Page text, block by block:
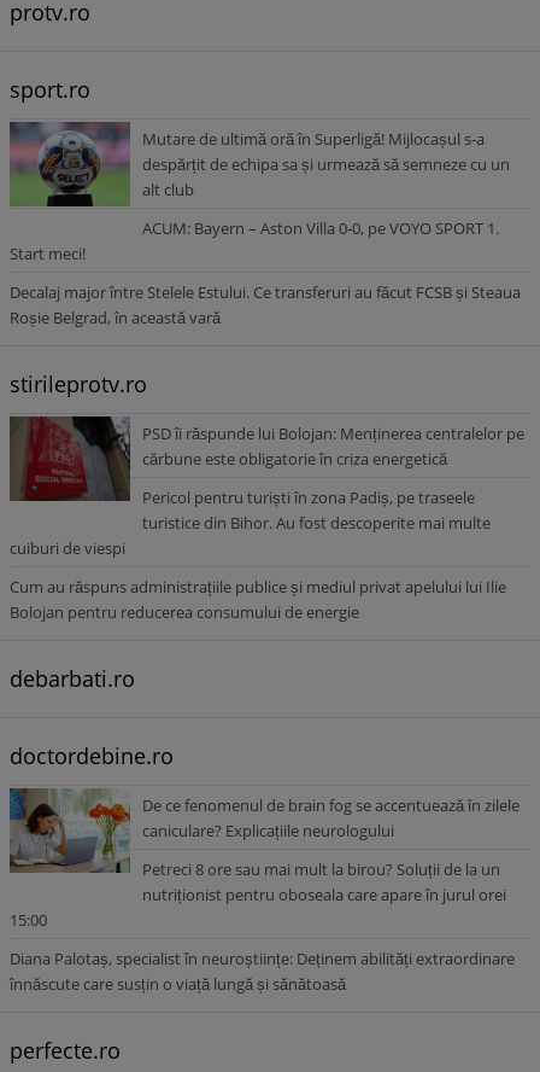
protv.ro
sport.ro
Mutare de ultimă oră în Superligă! Mijlocașul s-a
despărțit de echipa sa și urmează să semneze cu un
alt club
ACUM: Bayern – Aston Villa 0-0, pe VOYO SPORT 1.
Start meci!
Decalaj major între Stelele Estului. Ce transferuri au făcut FCSB și Steaua
Roșie Belgrad, în această vară
stirileprotv.ro
PSD îi răspunde lui Bolojan: Menținerea centralelor pe
cărbune este obligatorie în criza energetică
Pericol pentru turiști în zona Padiș, pe traseele
turistice din Bihor. Au fost descoperite mai multe
cuiburi de viespi
Cum au răspuns administrațiile publice și mediul privat apelului lui Ilie
Bolojan pentru reducerea consumului de energie
debarbati.ro
doctordebine.ro
De ce fenomenul de brain fog se accentuează în zilele
caniculare? Explicațiile neurologului
Petreci 8 ore sau mai mult la birou? Soluții de la un
nutriționist pentru oboseala care apare în jurul orei
15:00
Diana Palotaș, specialist în neuroștiințe: Deținem abilități extraordinare
înnăscute care susțin o viață lungă și sănătoasă
perfecte.ro